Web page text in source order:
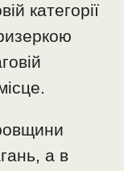
категорії
а в